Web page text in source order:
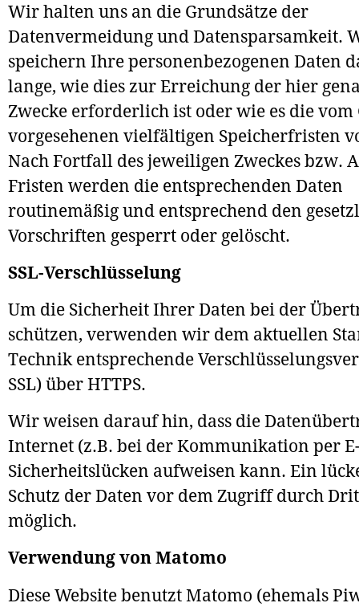
Wir halten uns an die Grundsätze der
Datenvermeidung und Datensparsamkeit.
speichern Ihre personenbezogenen Daten
lange, wie dies zur Erreichung der hier
Zwecke erforderlich ist oder wie es die vom
vorgesehenen vielfältigen Speicherfristen
Nach Fortfall des jeweiligen Zweckes bzw.
Fristen werden die entsprechenden Daten
routinemäßig und entsprechend den
Vorschriften gesperrt oder gelöscht.
SSL-Verschlüsselung
Um die Sicherheit Ihrer Daten bei der
schützen, verwenden wir dem aktuellen
Technik entsprechende
SSL) über HTTPS.
Wir weisen darauf hin, dass die
Internet (z.B. bei der Kommunikation per
Sicherheitslücken aufweisen kann. Ein
Schutz der Daten vor dem Zugriff durch
möglich.
Verwendung von Matomo
Diese Website benutzt Matomo (ehemals